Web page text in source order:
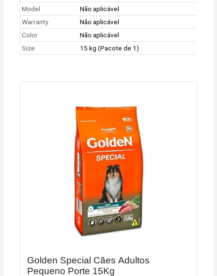
Model
Não aplicável
Warranty
Não aplicável
Color
Não aplicável
Size
15 kg (Pacote de 1)
Golden Special Cães Adultos
Pequeno Porte 15Kg